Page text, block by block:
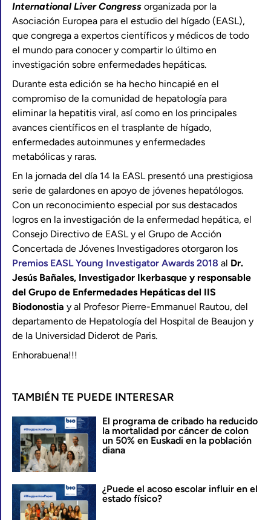
International Liver Congress organizada por la
Asociación Europea para el estudio del hígado (EASL),
que congrega a expertos científicos y médicos de todo
el mundo para conocer y compartir lo último en
investigación sobre enfermedades hepáticas.
Durante esta edición se ha hecho hincapié en el
compromiso de la comunidad de hepatología para
eliminar la hepatitis viral, así como en los principales
avances científicos en el trasplante de hígado,
enfermedades autoinmunes y enfermedades
metabólicas y raras.
En la jornada del día 14 la EASL presentó una prestigiosa
serie de galardones en apoyo de jóvenes hepatólogos.
Con un reconocimiento especial por sus destacados
logros en la investigación de la enfermedad hepática, el
Consejo Directivo de EASL y el Grupo de Acción
Concertada de Jóvenes Investigadores otorgaron los
Premios EASL Young Investigator Awards 2018 al Dr.
Jesús Bañales, Investigador Ikerbasque y responsable
del Grupo de Enfermedades Hepáticas del IIS
Biodonostia y al Profesor Pierre-Emmanuel Rautou, del
departamento de Hepatología del Hospital de Beaujon y
de la Universidad Diderot de Paris.
Enhorabuena!!!
TAMBIÉN TE PUEDE INTERESAR
El programa de cribado ha reducido
la mortalidad por cáncer de colon
un 50% en Euskadi en la población
diana
¿Puede el acoso escolar influir en el
estado físico?